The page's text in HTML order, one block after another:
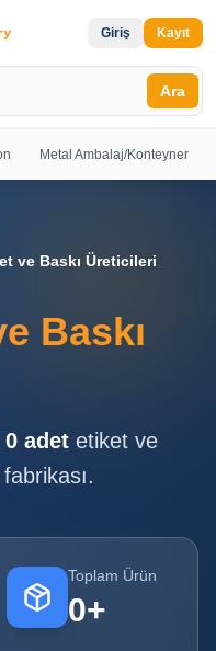
Giriş Kayıt
Ara
Metal Ambalaj/Konteyner
ve Baskı Üreticileri
Baskı
0 adet etiket ve
Toplam Ürün
0+